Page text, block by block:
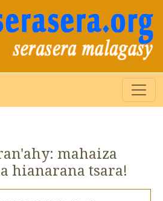
mahaiza
hianarana tsara!